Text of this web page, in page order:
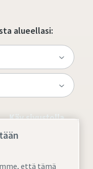
alueellasi:
Käy sivustolla
että tämä